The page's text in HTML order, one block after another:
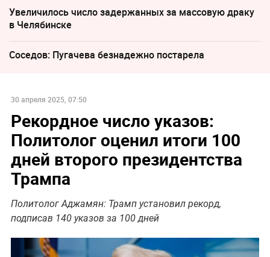
Увеличилось число задержанных за массовую драку
в Челябинске
Соседов: Пугачева безнадежно постарела
30 апреля 2025, 07:50
Рекордное число указов:
Политолог оценил итоги 100
дней второго президентства
Трампа
Политолог Аджамян: Трамп установил рекорд,
подписав 140 указов за 100 дней